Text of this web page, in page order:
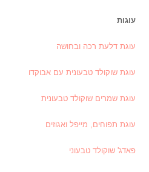
עוגות
עוגת דלעת רכה ובחושה
עוגת שוקולד טבעונית עם אבוקדו
עוגת שמרים שוקולד טבעונית
עוגת תפוחים, מייפל ואגוזים
פאדג' שוקולד טבעוני